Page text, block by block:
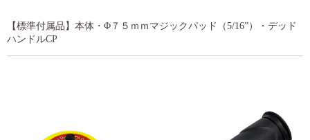
【標準付属品】本体・Φ７５ｍｍマジックパッド（5/16”）・デッド
ハンドルCP